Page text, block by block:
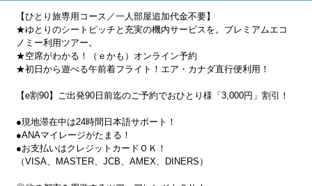
【ひとり旅専用コース／一人部屋追加代金不要】
★ゆとりのシートピッチと充実の機内サービスを。プレミアムエコ
ノミー利用ツアー。
★空席がわかる！（ｅかも）オンライン予約
★初日から遊べる午前着フライト！エア・カナダ直行便利用！
【e割90】ご出発90日前迄のご予約でおひとり様「3,000円」割引！
●現地滞在中は24時間日本語サポート！
●ANAマイレージがたまる！
●お支払いはクレジットカードＯＫ！
（VISA、MASTER、JCB、AMEX、DINERS）